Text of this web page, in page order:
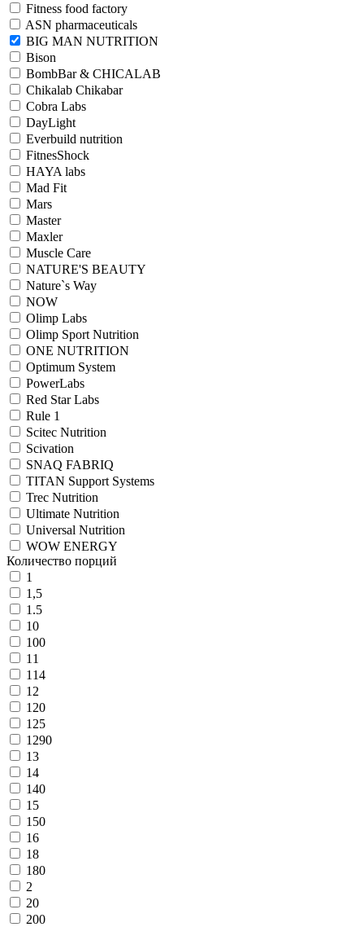
Fitness food factory
ASN pharmaceuticals
BIG MAN NUTRITION
Bison
BombBar & CHICALAB
Chikalab Chikabar
Cobra Labs
DayLight
Everbuild nutrition
FitnesShock
HAYA labs
Mad Fit
Mars
Master
Maxler
Muscle Care
NATURE'S BEAUTY
Nature`s Way
NOW
Olimp Labs
Olimp Sport Nutrition
ONE NUTRITION
Optimum System
PowerLabs
Red Star Labs
Rule 1
Scitec Nutrition
Scivation
SNAQ FABRIQ
TITAN Support Systems
Trec Nutrition
Ultimate Nutrition
Universal Nutrition
WOW ENERGY
Количество порций
1
1,5
1.5
10
100
11
114
12
120
125
1290
13
14
140
15
150
16
18
180
2
20
200